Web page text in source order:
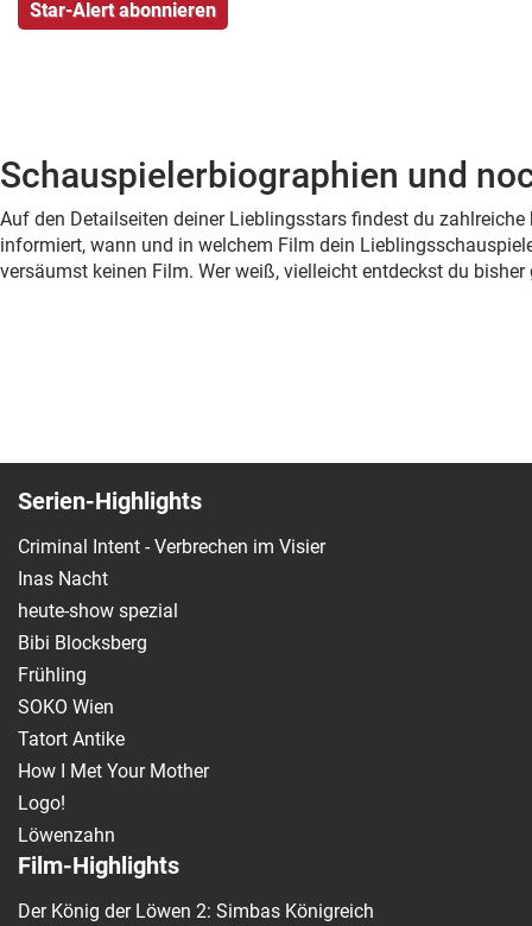
Schauspielerbiographien und
Auf den Detailseiten deiner Lieblingsstars findest du
informiert, wann und in welchem Film dein
versäumst keinen Film. Wer weiß, vielleicht entdeckst du
Serien-Highlights
Criminal Intent - Verbrechen im Visier
Inas Nacht
heute-show spezial
Bibi Blocksberg
Frühling
SOKO Wien
Tatort Antike
How I Met Your Mother
Logo!
Löwenzahn
Film-Highlights
Der König der Löwen 2: Simbas Königreich